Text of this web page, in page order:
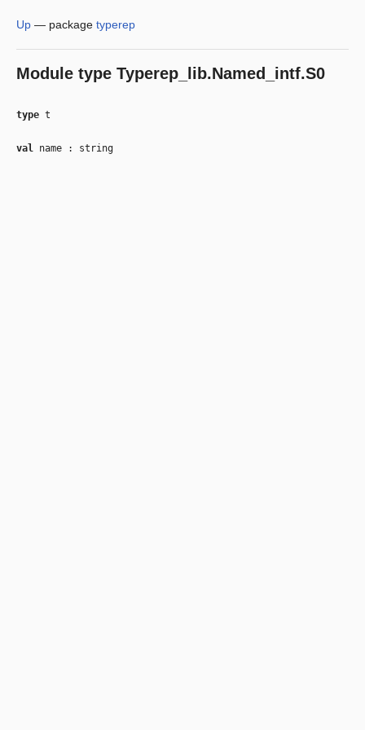
Up — package typerep
Module type Typerep_lib.Named_intf.S0
type t
val name : string